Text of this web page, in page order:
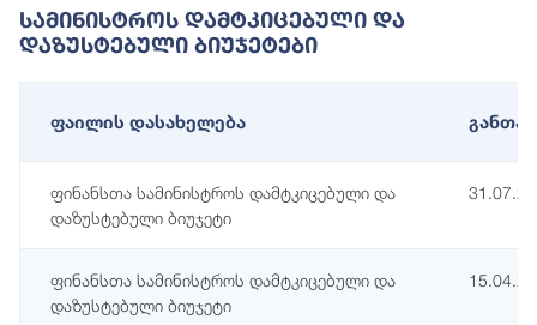
Სამინისტროს Დამტკიცებული Და
Დაზუსტებული Ბიუჯეტები
ფაილის დასახელება
ფინანსთა სამინისტროს დამტკიცებული და
დაზუსტებული ბიუჯეტი
ფინანსთა სამინისტროს დამტკიცებული და
დაზუსტებული ბიუჯეტი